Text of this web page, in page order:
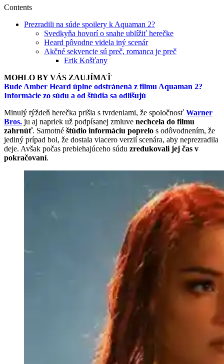
Contents
Prezradili na súde spoilery k Aquaman 2?
Svedkyňa hovorí o snahe ublížiť herečke
Heard pôvodne videla iný scenár
Akčné sekvencie sú preč, romanca je preč
Erik Košťany
MOHLO BY VÁS ZAUJÍMAŤ
Bude Amber Heard úplne odstránená z filmu Aquaman 2?
Informácie zo súdu a od štúdia sa odlišujú
Minulý týždeň herečka prišla s tvrdeniami, že spoločnosť Warner
Bros. ju aj napriek už podpísanej zmluve nechcela do filmu
zahrnúť. Samotné štúdio informáciu poprelo s odôvodnením, že
jediný prípad bol, že dostala viacero verzií scenára, aby neprezradila
deje. Avšak počas prebiehajúceho súdu zredukovali jej čas v
pokračovaní.